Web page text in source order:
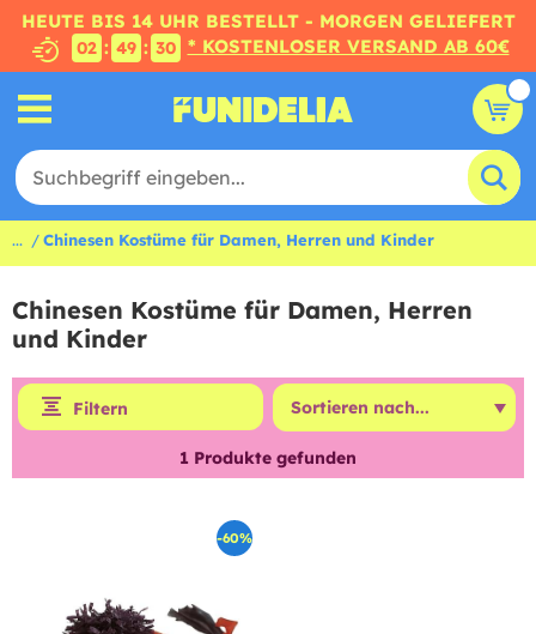
HEUTE BIS 14 UHR BESTELLT - MORGEN GELIEFERT
02 : 49 : 30 * KOSTENLOSER VERSAND AB 60€
... Chinesen Kostüme für Damen, Herren und Kinder
Chinesen Kostüme für Damen, Herren
und Kinder
Filtern
1 Produkte gefunden
-60%